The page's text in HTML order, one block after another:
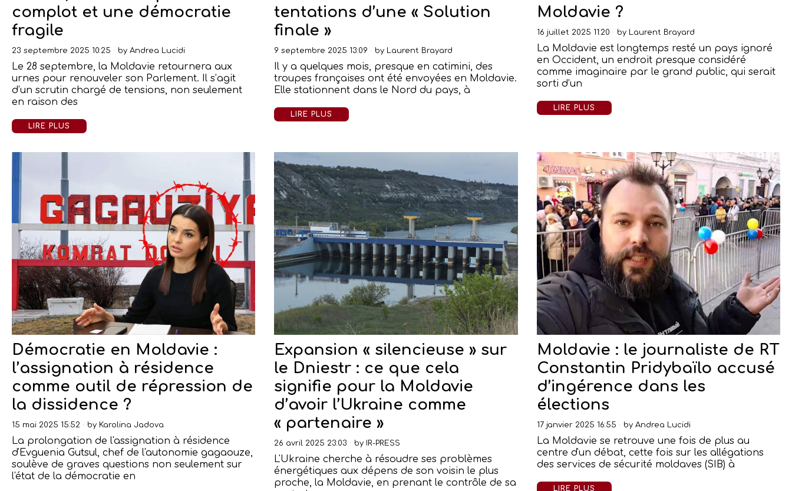
complot et une démocratie
fragile
23 septembre 2025 10:25 byAndrea Lucidi
Le 28 septembre, la Moldavie retournera aux
urnes pour renouveler son Parlement. Il s’agit
d’un scrutin chargé de tensions, non seulement
en raison des
LIRE PLUS
tentations d’une « Solution
finale »
9 septembre 2025 13:09 by Laurent Brayard
Il y a quelques mois, presque en catimini, des
troupes françaises ont été envoyées en Moldavie.
Elle stationnent dans le Nord du pays, à
LIRE PLUS
Moldavie ?
16 juillet 2025 11:20 by Laurent Brayard
La Moldavie est longtemps resté un pays ignoré
en Occident, un endroit presque considéré
comme imaginaire par le grand public, qui serait
sorti d’un
LIRE PLUS
Démocratie en Moldavie :
l’assignation à résidence
comme outil de répression de
la dissidence ?
15 mai 2025 15:52 by Karolina Jadova
La prolongation de l'assignation à résidence
d'Evguenia Gutsul, chef de l'autonomie gagaouze,
soulève de graves questions non seulement sur
l'état de la démocratie en
Expansion « silencieuse » sur
le Dniestr : ce que cela
signifie pour la Moldavie
d’avoir l’Ukraine comme
« partenaire »
26 avril 2025 23:03 by IR-PRESS
L'Ukraine cherche à résoudre ses problèmes
énergétiques aux dépens de son voisin le plus
proche, la Moldavie, en prenant le contrôle de sa
Moldavie : le journaliste de RT
Constantin Pridybaïlo accusé
d’ingérence dans les
élections
17 janvier 2025 16:55 by Andrea Lucidi
La Moldavie se retrouve une fois de plus au
centre d'un débat, cette fois sur les allégations
des services de sécurité moldaves (SIB) à
LIRE PLUS